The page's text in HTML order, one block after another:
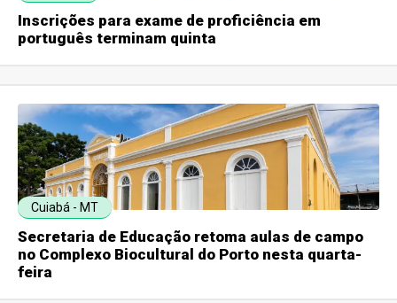
Inscrições para exame de proficiência em
português terminam quinta
Cuiabá - MT
Secretaria de Educação retoma aulas de campo
no Complexo Biocultural do Porto nesta quarta-
feira